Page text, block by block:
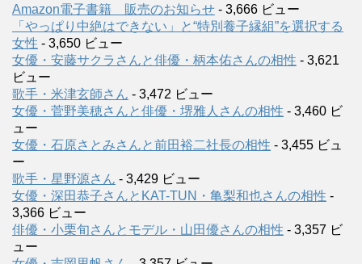
Amazon電子書籍 販売のお知らせ - 3,666 ビュー
「やっぱり中絶はできない」と“特別養子縁組”を選択する
女性 - 3,650 ビュー
女優・安藤サクラさんと俳優・柄本佑さんの相性 - 3,621
ビュー
歌手・米津玄師さん - 3,472 ビュー
女優・菅野美穂さんと俳優・堺雅人さんの相性 - 3,460 ビ
ュー
女優・石原さとみさんと前田裕二社長の相性 - 3,455 ビュ
ー
歌手・星野源さん - 3,429 ビュー
女優・深田恭子さんとKAT-TUN・亀梨和也さんの相性 -
3,366 ビュー
俳優・小栗旬さんとモデル・山田優さんの相性 - 3,357 ビ
ュー